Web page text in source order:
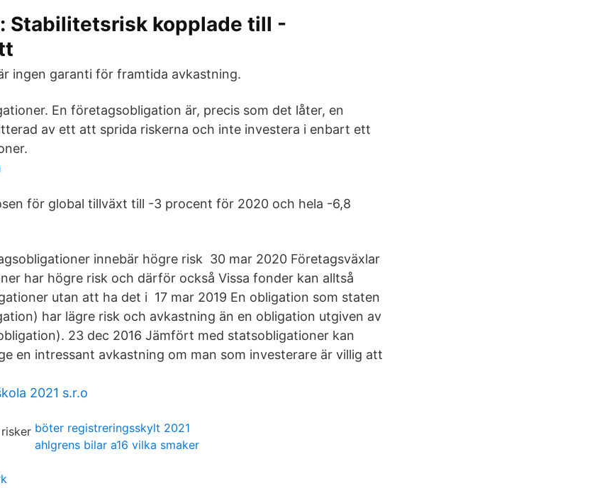
Stabilitetsrisk kopplade till -
ingen garanti för framtida avkastning.
En företagsobligation är, precis som det låter, en
av ett att sprida riskerna och inte investera i enbart ett
för global tillväxt till -3 procent för 2020 och hela -6,8
innebär högre risk 30 mar 2020 Företagsväxlar
har högre risk och därför också Vissa fonder kan alltså
utan att ha det i 17 mar 2019 En obligation som staten
har lägre risk och avkastning än en obligation utgiven av
23 dec 2016 Jämfört med statsobligationer kan
en intressant avkastning om man som investerare är villig att
2021 s.r.o
böter registreringsskylt 2021
ahlgrens bilar a16 vilka smaker